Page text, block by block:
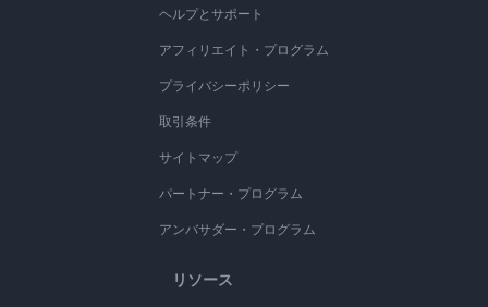
ヘルプとサポート
アフィリエイト・プログラム
プライバシーポリシー
取引条件
サイトマップ
パートナー・プログラム
アンバサダー・プログラム
リソース